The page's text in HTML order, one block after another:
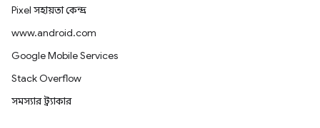
Pixel সহায়তা কেন্দ্র
www.android.com
Google Mobile Services
Stack Overflow
সমস্যার ট্র্যাকার